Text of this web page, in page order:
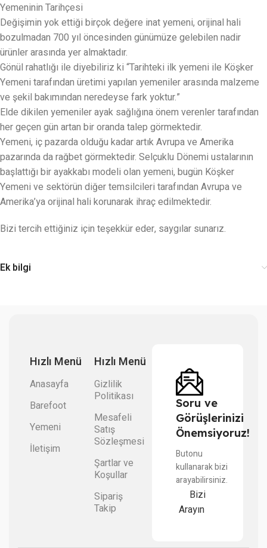
Yemeninin Tarihçesi
Değişimin yok ettiği birçok değere inat yemeni, orijinal hali
bozulmadan 700 yıl öncesinden günümüze gelebilen nadir
ürünler arasında yer almaktadır.
Gönül rahatlığı ile diyebiliriz ki “Tarihteki ilk yemeni ile Köşker
Yemeni tarafından üretimi yapılan yemeniler arasında malzeme
ve şekil bakımından neredeyse fark yoktur.”
Elde dikilen yemeniler ayak sağlığına önem verenler tarafından
her geçen gün artan bir oranda talep görmektedir.
Yemeni, iç pazarda olduğu kadar artık Avrupa ve Amerika
pazarında da rağbet görmektedir. Selçuklu Dönemi ustalarının
başlattığı bir ayakkabı modeli olan yemeni, bugün Köşker
Yemeni ve sektörün diğer temsilcileri tarafından Avrupa ve
Amerika’ya orijinal hali korunarak ihraç edilmektedir.
Bizi tercih ettiğiniz için teşekkür eder, saygılar sunarız.
Ek bilgi
Hızlı Menü
Anasayfa
Barefoot
Yemeni
İletişim
Hızlı Menü
Gizlilik
Politikası
Mesafeli
Satış
Sözleşmesi
Şartlar ve
Koşullar
Sipariş
Takip
Soru ve
Görüşlerinizi
Önemsiyoruz!
Butonu
kullanarak bizi
arayabilirsiniz.
Bizi
Arayın